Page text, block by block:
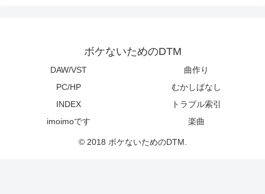
ボケないためのDTM
DAW/VST
曲作り
PC/HP
むかしばなし
INDEX
トラブル索引
imoimoです
楽曲
© 2018 ボケないためのDTM.